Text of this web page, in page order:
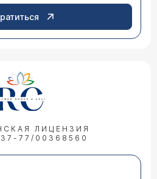
ЛИЦЕНЗИЯ
77/00368560